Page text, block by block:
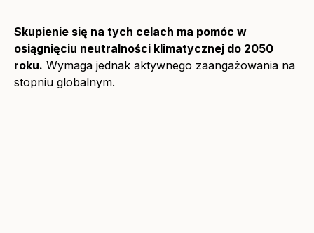
Skupienie się na tych celach ma pomóc w
osiągnięciu neutralności klimatycznej do 2050
roku. Wymaga jednak aktywnego zaangażowania na
stopniu globalnym.